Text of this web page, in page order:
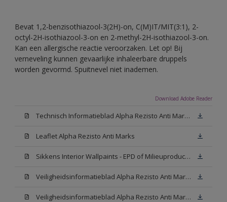
Bevat 1,2-benzisothiazool-3(2H)-on, C(M)IT/MIT(3:1), 2-
octyl-2H-isothiazool-3-on en 2-methyl-2H-isothiazool-3-on.
Kan een allergische reactie veroorzaken. Let op! Bij
verneveling kunnen gevaarlijke inhaleerbare druppels
worden gevormd. Spuitnevel niet inademen.
Download Adobe Reader
Technisch Informatieblad Alpha Rezisto Anti Marks (PDF)
Leaflet Alpha Rezisto Anti Marks
Sikkens Interior Wallpaints - EPD of Milieuproductverklaring
Veiligheidsinformatieblad Alpha Rezisto Anti Marks Mat White W05 (MSDS)
Veiligheidsinformatieblad Alpha Rezisto Anti Marks Mat N00 (MSDS)